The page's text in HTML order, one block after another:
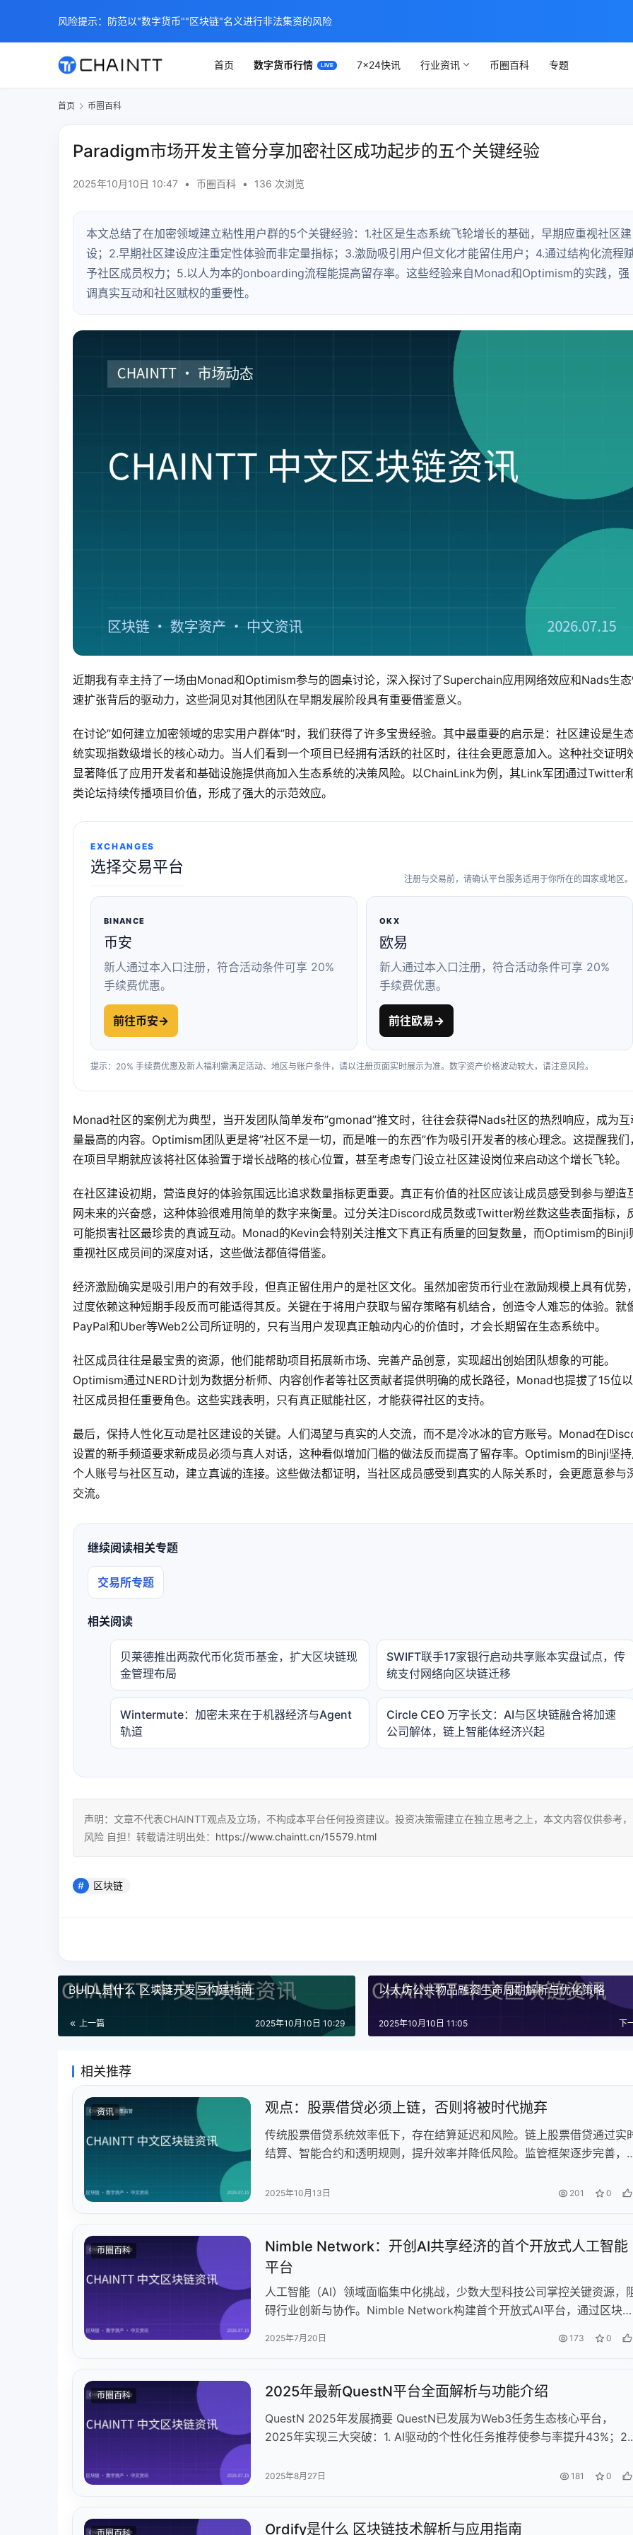
首页 数字货币行情 7×24快讯 行业资讯 币圈百科 专题
首页 币圈百科
Paradigm市场开发主管分享加密社区成功起步的五个关键经验
2025年10月10日 10:47 • 币圈百科 • 136 次浏览
本文总结了在加密领域建立粘性用户群的5个关键经验：1.社区是生态系统飞轮增长的基础，早期应重视社区建
设；2.早期社区建设应注重定性体验而非定量指标；3.激励吸引用户但文化才能留住用户；4.通过结构化流程
予社区成员权力；5.以人为本的onboarding流程能提高留存率。这些经验来自Monad和Optimism的实践，强
调真实互动和社区赋权的重要性。
近期我有幸主持了一场由Monad和Optimism参与的圆桌讨论，深入探讨了Superchain应用网络效应和Nads生
速扩张背后的驱动力，这些洞见对其他团队在早期发展阶段具有重要借鉴意义。
在讨论”如何建立加密领域的忠实用户群体”时，我们获得了许多宝贵经验。其中最重要的启示是：社区建设是生
统实现指数级增长的核心动力。当人们看到一个项目已经拥有活跃的社区时，往往会更愿意加入。这种社交证明
显著降低了应用开发者和基础设施提供商加入生态系统的决策风险。以ChainLink为例，其Link军团通过Twitter
类论坛持续传播项目价值，形成了强大的示范效应。
EXCHANGES
选择交易平台
注册与交易前，请确认平台服务适用于你所在的国家或地区。
BINANCE
币安
新人通过本入口注册，符合活动条件可享 20%
手续费优惠。
前往币安→
OKX
欧易
新人通过本入口注册，符合活动条件可享 20%
手续费优惠。
前往欧易→
提示：20% 手续费优惠及新人福利需满足活动、地区与账户条件，请以注册页面实时展示为准。数字资产价格波动较大，请注意风险。
Monad社区的案例尤为典型，当开发团队简单发布”gmonad”推文时，往往会获得Nads社区的热烈响应，成为互
量最高的内容。Optimism团队更是将”社区不是一切，而是唯一的东西”作为吸引开发者的核心理念。这提醒我们，
在项目早期就应该将社区体验置于增长战略的核心位置，甚至考虑专门设立社区建设岗位来启动这个增长飞轮。
在社区建设初期，营造良好的体验氛围远比追求数量指标更重要。真正有价值的社区应该让成员感受到参与塑造
网未来的兴奋感，这种体验很难用简单的数字来衡量。过分关注Discord成员数或Twitter粉丝数这些表面指标，
可能损害社区最珍贵的真诚互动。Monad的Kevin会特别关注推文下真正有质量的回复数量，而Optimism的Binji
重视社区成员间的深度对话，这些做法都值得借鉴。
经济激励确实是吸引用户的有效手段，但真正留住用户的是社区文化。虽然加密货币行业在激励规模上具有优势
过度依赖这种短期手段反而可能适得其反。关键在于将用户获取与留存策略有机结合，创造令人难忘的体验。就
PayPal和Uber等Web2公司所证明的，只有当用户发现真正触动内心的价值时，才会长期留在生态系统中。
社区成员往往是最宝贵的资源，他们能帮助项目拓展新市场、完善产品创意，实现超出创始团队想象的可能。
Optimism通过NERD计划为数据分析师、内容创作者等社区贡献者提供明确的成长路径，Monad也提拔了15位
社区成员担任重要角色。这些实践表明，只有真正赋能社区，才能获得社区的支持。
最后，保持人性化互动是社区建设的关键。人们渴望与真实的人交流，而不是冷冰冰的官方账号。Monad在
设置的新手频道要求新成员必须与真人对话，这种看似增加门槛的做法反而提高了留存率。Optimism的Binji坚持
个人账号与社区互动，建立真诚的连接。这些做法都证明，当社区成员感受到真实的人际关系时，会更愿意参与
交流。
继续阅读相关专题
交易所专题
相关阅读
贝莱德推出两款代币化货币基金，扩大区块链现
金管理布局
SWIFT联手17家银行启动共享账本实盘试点，传
统支付网络向区块链迁移
Wintermute：加密未来在于机器经济与Agent
轨道
Circle CEO 万字长文：AI与区块链融合将加速
公司解体，链上智能体经济兴起
声明：文章不代表CHAINTT观点及立场，不构成本平台任何投资建议。投资决策需建立在独立思考之上，本文内容仅供参考，
风险 自担！转载请注明出处： https://www.chaintt.cn/15579.html
区块链
BUIDL是什么 区块链开发与构建指南
上一篇 2025年10月10日 10:29
以太坊公共物品融资生命周期解析与优化策略
下
2025年10月10日 11:05
相关推荐
资讯 观点：股票借贷必须上链，否则将被时代抛弃
传统股票借贷系统效率低下，存在结算延迟和风险。链上股票借贷通过实
结算、智能合约和透明规则，提升效率并降低风险。监管框架逐步完善，
2025年10月13日 201 0
币圈百科
Nimble Network：开创AI共享经济的首个开放式人工智能
平台
人工智能（AI）领域面临集中化挑战，少数大型科技公司掌控关键资源，
碍行业创新与协作。Nimble Network构建首个开放式AI平台，通过区块链
工具，支持开发者构建、拥有并商业化AI代理。核心产品包括AI Agent
采用基于Cosmos SDK的专属区块链，结合执行层与共识层确保效率与安
全。$NIM代币驱动生态系统，激励贡献者并支持网络治理。Nimble通过去
中心化资源共享和协作创新，推动AI技术普惠化，为开发者、企业和用户创
造更具包容性的未来。
2025年7月20日 173 0
币圈百科 2025年最新QuestN平台全面解析与功能介绍
QuestN 2025年发展摘要 QuestN已发展为Web3任务生态核心平台，
2025年实现三大突破：1. AI驱动的个性化任务推荐使参与率提升43%；2.
工具包和SBT声誉系统，支持用户数据主权。平台通过社区治理机制提升
2025年8月27日 181 0
Ordify是什么 区块链技术解析与应用指南
风险提示：防范以"数字货币""区块链"名义进行非法集资的风险